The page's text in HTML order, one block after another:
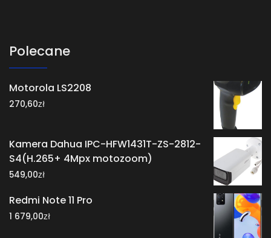
Polecane
Motorola LS2208
270,60zł
Kamera Dahua IPC-HFW1431T-ZS-2812-
S4(H.265+ 4Mpx motozoom)
549,00zł
Redmi Note 11 Pro
1 679,00zł